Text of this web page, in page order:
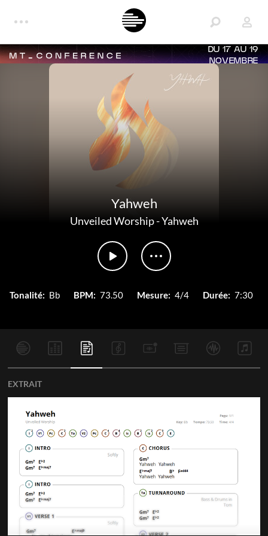
DU 17 AU 19
NOVEMBRE
Yahweh
Unveiled Worship-Yahweh
Tonalité: Bb BPM: 73.50 Mesure: 4/4 Durée: 7:30
EXTRAIT